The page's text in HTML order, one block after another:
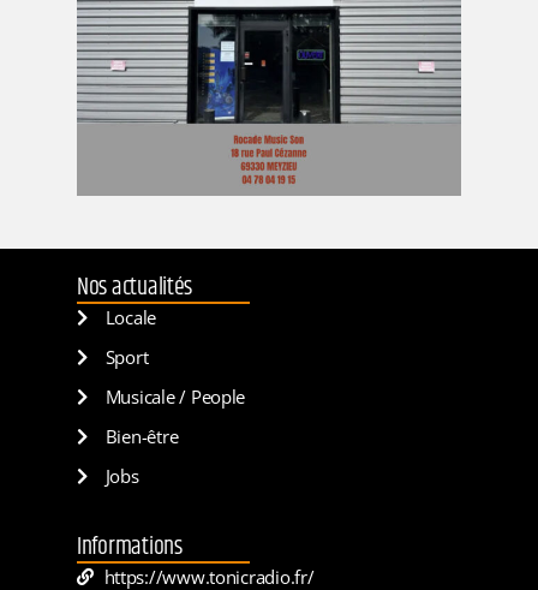
Nos actualités
Locale
Sport
Musicale / People
Bien-être
Jobs
Informations
https://www.tonicradio.fr/